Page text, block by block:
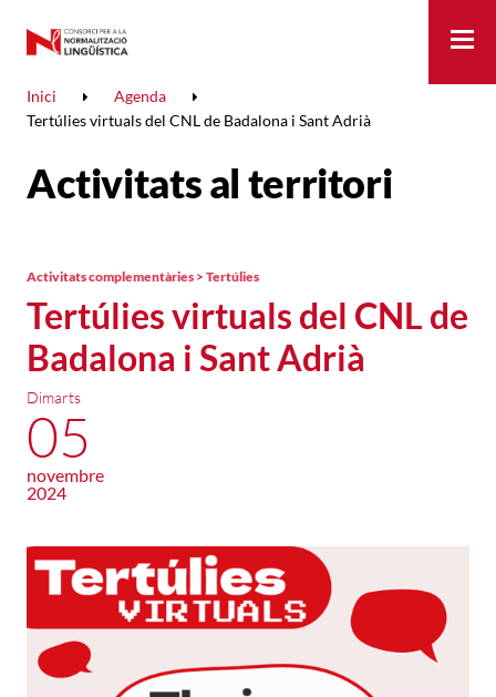
Inici
Agenda
Tertúlies virtuals del CNL de Badalona i Sant Adrià
Activitats al territori
Tertúlies virtuals del CNL de
Badalona i Sant Adrià
Activitats complementàries > Tertúlies
Dimarts
05
novembre
2024